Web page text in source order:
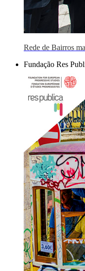
Rede de Bairros
Fundação Res